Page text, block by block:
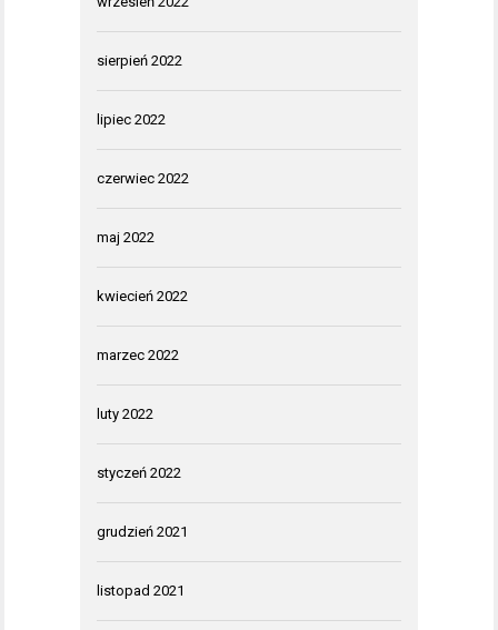
sierpień 2022
lipiec 2022
czerwiec 2022
maj 2022
kwiecień 2022
marzec 2022
luty 2022
styczeń 2022
grudzień 2021
listopad 2021